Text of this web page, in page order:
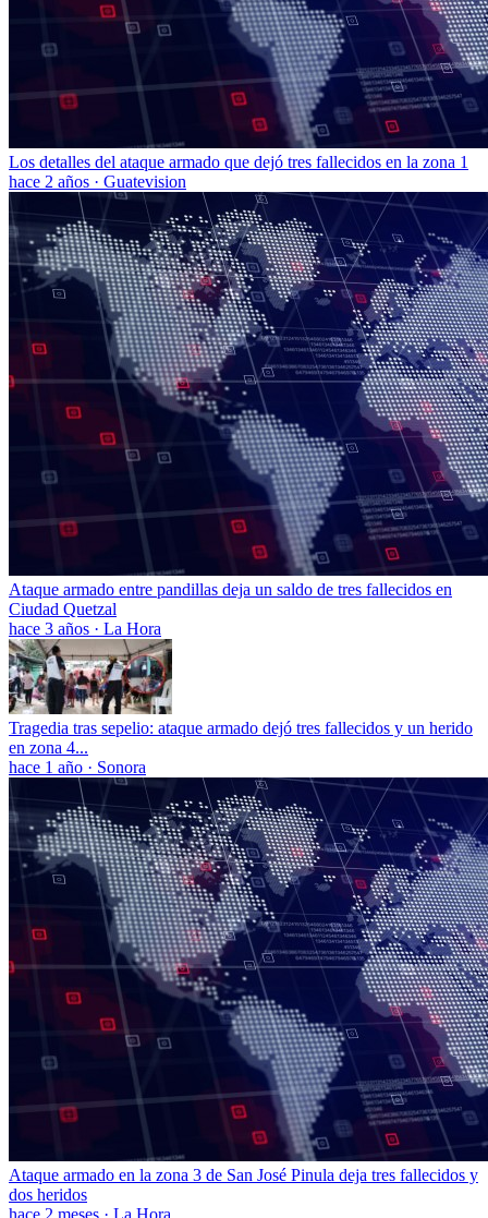
Los detalles del ataque armado que dejó tres fallecidos en la zona 1
hace 2 años · Guatevision
Ataque armado entre pandillas deja un saldo de tres fallecidos en
Ciudad Quetzal
hace 3 años · La Hora
Tragedia tras sepelio: ataque armado dejó tres fallecidos y un herido
en zona 4...
hace 1 año · Sonora
Ataque armado en la zona 3 de San José Pinula deja tres fallecidos y
dos heridos
hace 2 meses · La Hora